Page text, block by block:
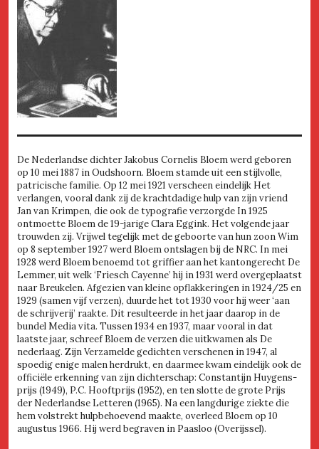
De Nederlandse dichter Jakobus Cornelis Bloem werd geboren
op 10 mei 1887 in Oudshoorn. Bloem stamde uit een stijlvolle,
patricische familie. Op 12 mei 1921 verscheen eindelijk Het
verlangen, vooral dank zij de krachtdadige hulp van zijn vriend
Jan van Krimpen, die ook de typografie verzorgde In 1925
ontmoette Bloem de 19-jarige Clara Eggink. Het volgende jaar
trouwden zij. Vrijwel tegelijk met de geboorte van hun zoon Wim
op 8 september 1927 werd Bloem ontslagen bij de NRC. In mei
1928 werd Bloem benoemd tot griffier aan het kantongerecht De
Lemmer, uit welk ‘Friesch Cayenne’ hij in 1931 werd overgeplaatst
naar Breukelen. Afgezien van kleine opflakkeringen in 1924/25 en
1929 (samen vijf verzen), duurde het tot 1930 voor hij weer ‘aan
de schrijverij’ raakte. Dit resulteerde in het jaar daarop in de
bundel Media vita. Tussen 1934 en 1937, maar vooral in dat
laatste jaar, schreef Bloem de verzen die uitkwamen als De
nederlaag. Zijn Verzamelde gedichten verschenen in 1947, al
spoedig enige malen herdrukt, en daarmee kwam eindelijk ook de
officiële erkenning van zijn dichterschap: Constantijn Huygens-
prijs (1949), P.C. Hooftprijs (1952), en ten slotte de grote Prijs
der Nederlandse Letteren (1965). Na een langdurige ziekte die
hem volstrekt hulpbehoevend maakte, overleed Bloem op 10
augustus 1966. Hij werd begraven in Paasloo (Overijssel).